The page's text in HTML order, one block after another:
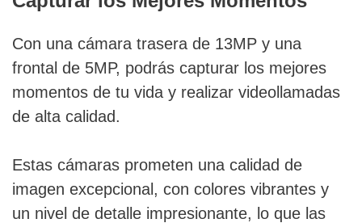
Con una cámara trasera de 13MP y una
frontal de 5MP, podrás capturar los mejores
momentos de tu vida y realizar videollamadas
de alta calidad.
Estas cámaras prometen una calidad de
imagen excepcional, con colores vibrantes y
un nivel de detalle impresionante, lo que las